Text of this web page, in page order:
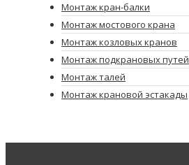
Монтаж кран-балки
Монтаж мостового крана
Монтаж козловых кранов
Монтаж подкрановых путей
Монтаж талей
Монтаж крановой эстакады